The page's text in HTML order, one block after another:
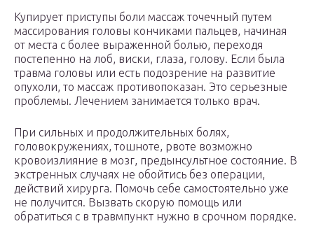
Купирует приступы боли массаж точечный путем
массирования головы кончиками пальцев, начиная
от места с более выраженной болью, переходя
постепенно на лоб, виски, глаза, голову. Если была
травма головы или есть подозрение на развитие
опухоли, то массаж противопоказан. Это серьезные
проблемы. Лечением занимается только врач.
При сильных и продолжительных болях,
головокружениях, тошноте, рвоте возможно
кровоизлияние в мозг, предынсультное состояние. В
экстренных случаях не обойтись без операции,
действий хирурга. Помочь себе самостоятельно уже
не получится. Вызвать скорую помощь или
обратиться с в травмпункт нужно в срочном порядке.